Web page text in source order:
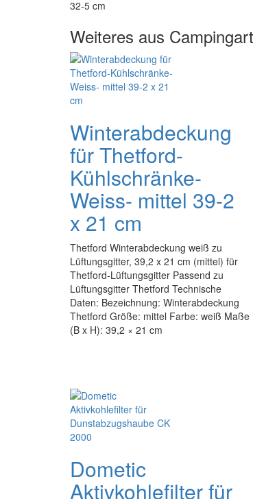
Weiteres aus
Winterabdeckung
für Thetford-
Kühlschränke-
Weiss- mittel 39-2
x 21 cm
Thetford Winterabdeckung weiß zu
Lüftungsgitter, 39,2 x 21 cm (mittel) für
Thetford-Lüftungsgitter Passend zu
Lüftungsgitter Thetford Technische
Daten: Bezeichnung: Winterabdeckung
Thetford Größe: mittel Farbe: weiß Maße
(B x H): 39,2 × 21 cm
Dometic
Aktivkohlefilter für